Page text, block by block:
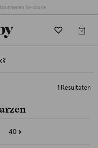
in-store
1 Resultaten
40
Refine